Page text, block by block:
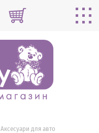
Аксесуари для авто